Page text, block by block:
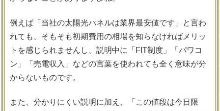
例えば「当社の太陽光パネルは業界最安値です」と言わ
れても、そもそも初期費用の相場を知らなければメリッ
トを感じられませんし、説明中に「FIT制度」「パワコ
ン」「売電収入」などの言葉を使われても全く意味が分
からないものです。
また、分かりにくい説明に加え、「この値段は今日限